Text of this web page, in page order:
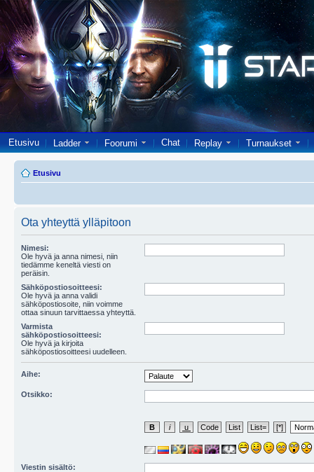
Etusivu Ladder Foorumi Chat Replay Turnaukset
Etusivu
Ota yhteyttä ylläpitoon
Nimesi:
Ole hyvä ja anna nimesi, niin
tiedämme keneltä viesti on
peräisin.
Sähköpostiosoitteesi:
Ole hyvä ja anna validi
sähköpostiosoite, niin voimme
ottaa sinuun tarvittaessa yhteyttä.
Varmista
sähköpostiosoitteesi:
Ole hyvä ja kirjoita
sähköpostiosoitteesi uudelleen.
Aihe:
Otsikko:
Viestin sisältö: